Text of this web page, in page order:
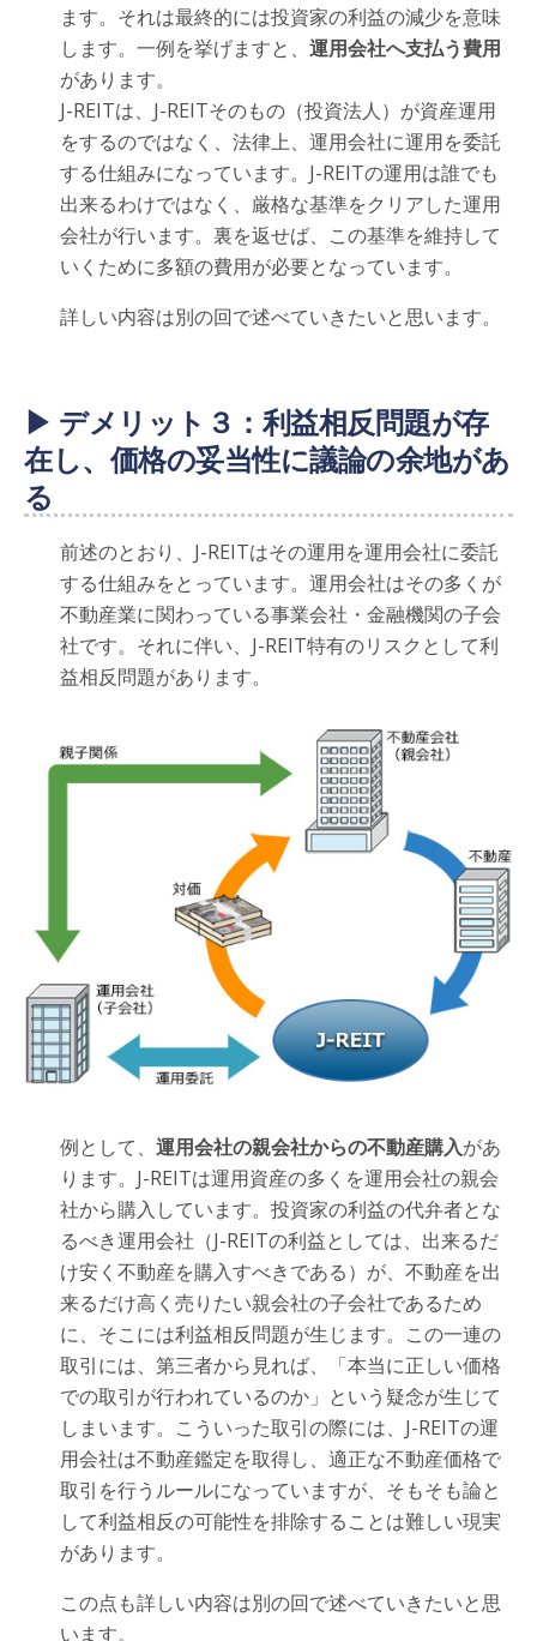
ます。それは最終的には投資家の利益の減少を意味
します。一例を挙げますと、 運用会社へ支払う費用
があります。
J-REITは、J-REITそのもの（投資法人）が資産運用
をするのではなく、法律上、運用会社に運用を委託
する仕組みになっています。J-REITの運用は誰でも
出来るわけではなく、厳格な基準をクリアした運用
会社が行います。裏を返せば、この基準を維持して
いくために多額の費用が必要となっています。
詳しい内容は別の回で述べていきたいと思います。
▶ デメリット３：利益相反問題が存
在し、価格の妥当性に議論の余地があ
る
前述のとおり、J-REITはその運用を運用会社に委託
する仕組みをとっています。運用会社はその多くが
不動産業に関わっている事業会社・金融機関の子会
社です。それに伴い、J-REIT特有のリスクとして利
益相反問題があります。
例として、 運用会社の親会社からの不動産購入があ
ります。J-REITは運用資産の多くを運用会社の親会
社から購入しています。投資家の利益の代弁者とな
るべき運用会社（J-REITの利益としては、出来るだ
け安く不動産を購入すべきである）が、不動産を出
来るだけ高く売りたい親会社の子会社であるため
に、そこには利益相反問題が生じます。この一連の
取引には、第三者から見れば、「本当に正しい価格
での取引が行われているのか」という疑念が生じて
しまいます。こういった取引の際には、J-REITの運
用会社は不動産鑑定を取得し、適正な不動産価格で
取引を行うルールになっていますが、そもそも論と
して利益相反の可能性を排除することは難しい現実
があります。
この点も詳しい内容は別の回で述べていきたいと思
います。